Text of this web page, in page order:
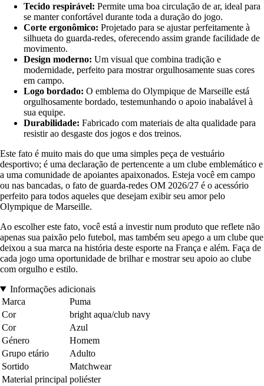
Tecido respirável: Permite uma boa circulação de ar, ideal para
se manter confortável durante toda a duração do jogo.
Corte ergonômico: Projetado para se ajustar perfeitamente à
silhueta do guarda-redes, oferecendo assim grande facilidade de
movimento.
Design moderno: Um visual que combina tradição e
modernidade, perfeito para mostrar orgulhosamente suas cores
em campo.
Logo bordado: O emblema do Olympique de Marseille está
orgulhosamente bordado, testemunhando o apoio inabalável à
sua equipe.
Durabilidade: Fabricado com materiais de alta qualidade para
resistir ao desgaste dos jogos e dos treinos.
Este fato é muito mais do que uma simples peça de vestuário
desportivo; é uma declaração de pertencente a um clube emblemático e
a uma comunidade de apoiantes apaixonados. Esteja você em campo
ou nas bancadas, o fato de guarda-redes OM 2026/27 é o acessório
perfeito para todos aqueles que desejam exibir seu amor pelo
Olympique de Marseille.
Ao escolher este fato, você está a investir num produto que reflete não
apenas sua paixão pelo futebol, mas também seu apego a um clube que
deixou a sua marca na história deste esporte na França e além. Faça de
cada jogo uma oportunidade de brilhar e mostrar seu apoio ao clube
com orgulho e estilo.
Informações adicionais
Marca
Puma
Cor
bright aqua/club navy
Cor
Azul
Género
Homem
Grupo etário
Adulto
Sortido
Matchwear
Material principal poliéster